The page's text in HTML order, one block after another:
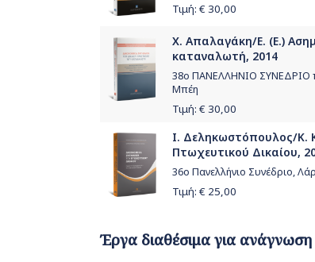
Τιμή: € 30,00
Χ. Απαλαγάκη/Ε. (Ε.)
καταναλωτή, 2014
38ο ΠΑΝΕΛΛΗΝΙΟ ΣΥΝΕΔΡΙΟ
Μπέη
Τιμή: € 30,00
Ι. Δεληκωστόπουλος/Κ.
Πτωχευτικού Δικαίου,
36ο Πανελλήνιο Συνέδριο,
Τιμή: € 25,00
Έργα διαθέσιμα για